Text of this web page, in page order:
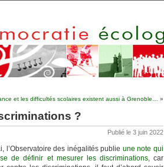
et les difficultés scolaires existent aussi à Grenoble…
»
?
Publié le 3 juin 2022
l’Observatoire des inégalités publie une note qui
de définir et mesurer les discriminations,car